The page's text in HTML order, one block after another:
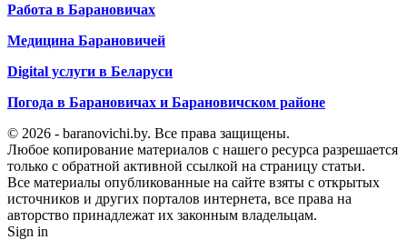
Работа в Барановичах
Медицина Барановичей
Digital услуги в Беларуси
Погода в Барановичах и Барановичском районе
© 2026 - baranovichi.by. Все права защищены.
Любое копирование материалов с нашего ресурса разрешается
только с обратной активной ссылкой на страницу статьи.
Все материалы опубликованные на сайте взяты с открытых
источников и других порталов интернета, все права на
авторство принадлежат их законным владельцам.
Sign in